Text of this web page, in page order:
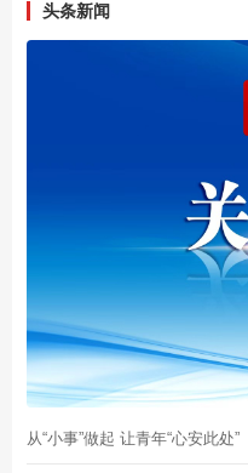
头条新闻
从“小事”做起 让青年“心安此处”